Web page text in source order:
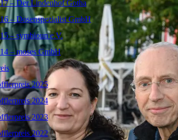
– Der Lindenhof Gotha
– Dosenspezialist GmbH
– symbioun e.V.
– moses GmbH
2025
2024
2023
2022
My Coffee Blend
LIEBETRAUSTRASSE 199867 GOTHA